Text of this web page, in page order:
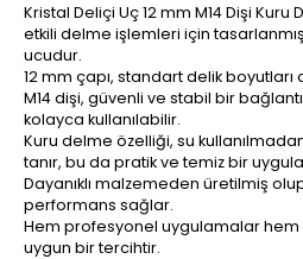
Kristal Deliçi Uç 12 mm M14 Dişi
etkili delme işlemleri için
ucudur.
12 mm çapı, standart delik
M14 dişi, güvenli ve stabil bir
kolayca kullanılabilir.
Kuru delme özelliği, su
tanır, bu da pratik ve temiz bir
Dayanıklı malzemeden üretilmiş
performans sağlar.
Hem profesyonel uygulamalar
uygun bir tercihtir.